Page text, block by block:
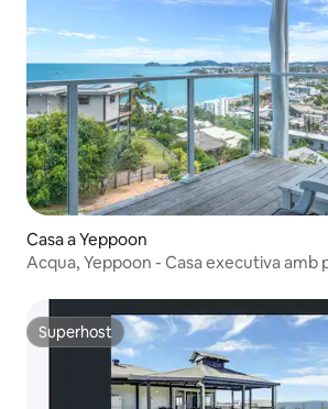
Casa a Yeppoon
Acqua, Yeppoon - Casa executiva amb
Superhost
Superhost